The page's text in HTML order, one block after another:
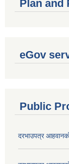
Plan and
eGov
Public
दरभाउपत्र